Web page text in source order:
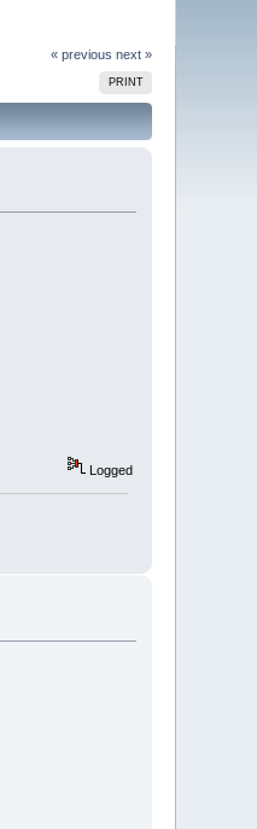
« previous next »
PRINT
Logged